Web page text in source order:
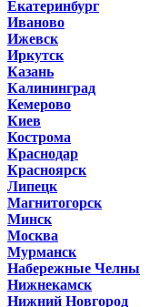
Екатеринбург
Иваново
Ижевск
Иркутск
Казань
Калининград
Кемерово
Киев
Кострома
Краснодар
Красноярск
Липецк
Магнитогорск
Минск
Москва
Мурманск
Набережные Челны
Нижнекамск
Нижний Новгород